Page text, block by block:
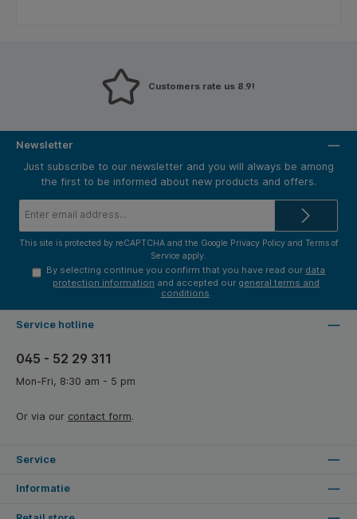
Customers rate us 8.9!
Newsletter
Just subscribe to our newsletter and you will always be among
the first to be informed about new products and offers.
This site is protected by reCAPTCHA and the Google Privacy Policyand Terms of
Service apply.
By selecting continue you confirm that you have read our data
protection information and accepted our general terms and
conditions
Service hotline
045 - 52 29 311
Mon-Fri, 8:30 am - 5 pm
Or via our contact form.
Service
Informatie